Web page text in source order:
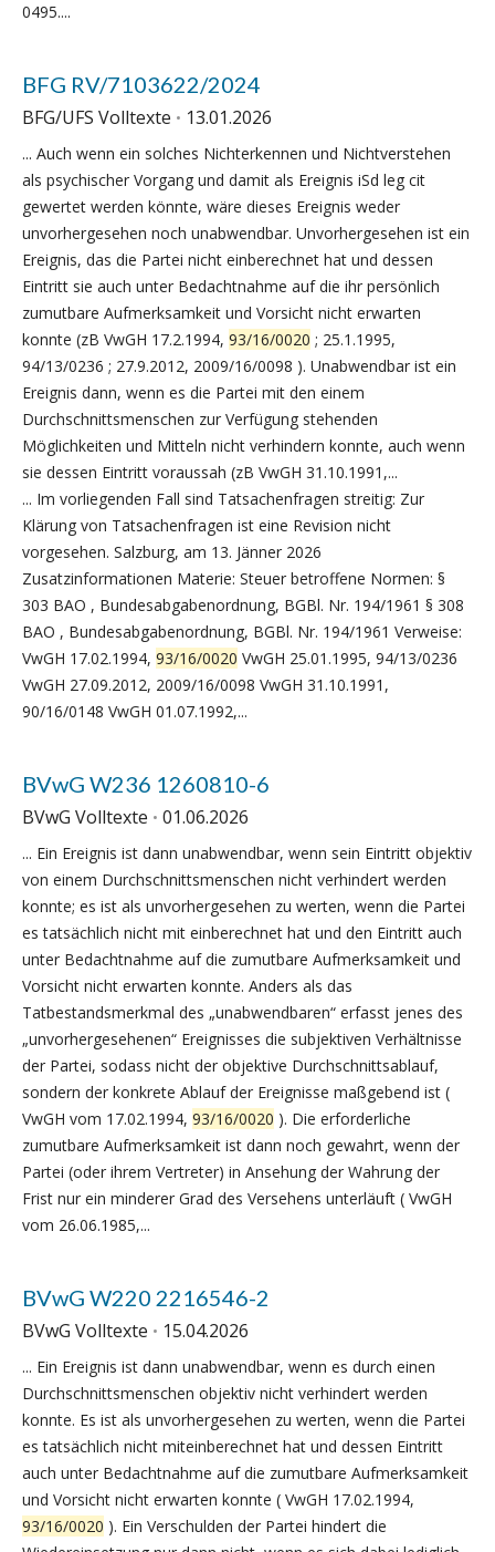
0495....
BFG RV/7103622/2024
BFG/UFS Volltexte 13.01.2026
... Auch wenn ein solches Nichterkennen und Nichtverstehen
als psychischer Vorgang und damit als Ereignis iSd leg cit
gewertet werden könnte, wäre dieses Ereignis weder
unvorhergesehen noch unabwendbar. Unvorhergesehen ist ein
Ereignis, das die Partei nicht einberechnet hat und dessen
Eintritt sie auch unter Bedachtnahme auf die ihr persönlich
zumutbare Aufmerksamkeit und Vorsicht nicht erwarten
konnte (zB VwGH 17.2.1994, 93/16/0020 ; 25.1.1995,
94/13/0236 ; 27.9.2012, 2009/16/0098 ). Unabwendbar ist ein
Ereignis dann, wenn es die Partei mit den einem
Durchschnittsmenschen zur Verfügung stehenden
Möglichkeiten und Mitteln nicht verhindern konnte, auch wenn
sie dessen Eintritt voraussah (zB VwGH 31.10.1991,...
... Im vorliegenden Fall sind Tatsachenfragen streitig: Zur
Klärung von Tatsachenfragen ist eine Revision nicht
vorgesehen. Salzburg, am 13. Jänner 2026
Zusatzinformationen Materie: Steuer betroffene Normen: §
303 BAO , Bundesabgabenordnung, BGBl. Nr. 194/1961 § 308
BAO , Bundesabgabenordnung, BGBl. Nr. 194/1961 Verweise:
VwGH 17.02.1994, 93/16/0020 VwGH 25.01.1995, 94/13/0236
VwGH 27.09.2012, 2009/16/0098 VwGH 31.10.1991,
90/16/0148 VwGH 01.07.1992,...
BVwG W236 1260810-6
BVwG Volltexte 01.06.2026
... Ein Ereignis ist dann unabwendbar, wenn sein Eintritt objektiv
von einem Durchschnittsmenschen nicht verhindert werden
konnte; es ist als unvorhergesehen zu werten, wenn die Partei
es tatsächlich nicht mit einberechnet hat und den Eintritt auch
unter Bedachtnahme auf die zumutbare Aufmerksamkeit und
Vorsicht nicht erwarten konnte. Anders als das
Tatbestandsmerkmal des „unabwendbaren“ erfasst jenes des
„unvorhergesehenen“ Ereignisses die subjektiven Verhältnisse
der Partei, sodass nicht der objektive Durchschnittsablauf,
sondern der konkrete Ablauf der Ereignisse maßgebend ist (
VwGH vom 17.02.1994, 93/16/0020 ). Die erforderliche
zumutbare Aufmerksamkeit ist dann noch gewahrt, wenn der
Partei (oder ihrem Vertreter) in Ansehung der Wahrung der
Frist nur ein minderer Grad des Versehens unterläuft ( VwGH
vom 26.06.1985,...
BVwG W220 2216546-2
BVwG Volltexte 15.04.2026
... Ein Ereignis ist dann unabwendbar, wenn es durch einen
Durchschnittsmenschen objektiv nicht verhindert werden
konnte. Es ist als unvorhergesehen zu werten, wenn die Partei
es tatsächlich nicht miteinberechnet hat und dessen Eintritt
auch unter Bedachtnahme auf die zumutbare Aufmerksamkeit
und Vorsicht nicht erwarten konnte ( VwGH 17.02.1994,
93/16/0020 ). Ein Verschulden der Partei hindert die